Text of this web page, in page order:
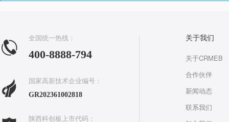
全国统一热线：
400-8888-794
国家高新技术企业编号：
GR202361002818
陕西科创板上市代码：
关于我们
关于CRMEB
合作伙伴
新闻动态
联系我们